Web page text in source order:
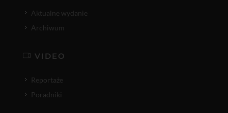
Aktualne wydanie
Archiwum
VIDEO
Reportaże
Poradniki